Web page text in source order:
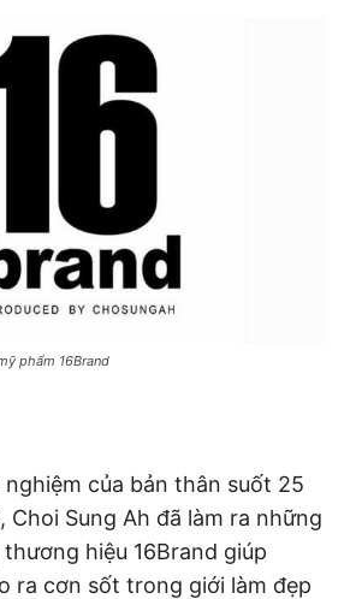
phẩm 16Brand
của bản thân suốt 25
Choi Sung Ah đã làm ra những
hiệu 16Brand giúp
ra cơn sốt trong giới làm đẹp